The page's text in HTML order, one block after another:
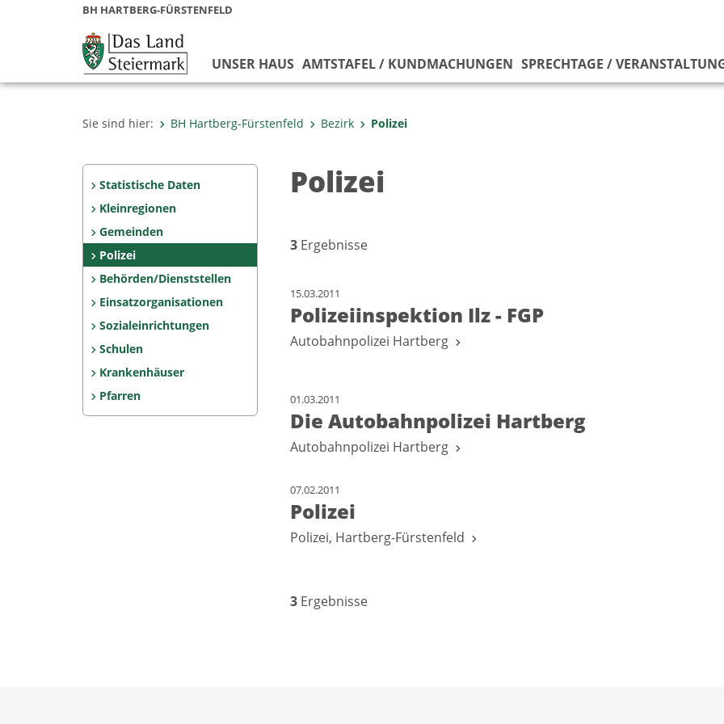
BH HARTBERG-FÜRSTENFELD
UNSER HAUS AMTSTAFEL / KUNDMACHUNGEN SPRECHTAGE /
Sie sind hier: BH Hartberg-Fürstenfeld Bezirk Polizei
Statistische Daten
Kleinregionen
Gemeinden
Polizei
Behörden/Dienststellen
Einsatzorganisationen
Sozialeinrichtungen
Schulen
Krankenhäuser
Pfarren
Polizei
3Ergebnisse
15.03.2011
Polizeiinspektion Ilz - FGP
Autobahnpolizei Hartberg
01.03.2011
Die Autobahnpolizei Hartberg
Autobahnpolizei Hartberg
07.02.2011
Polizei
Polizei, Hartberg-Fürstenfeld
3Ergebnisse